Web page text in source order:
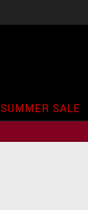
SUMMER SALE